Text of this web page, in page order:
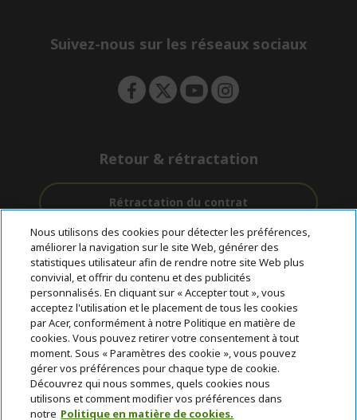
e
Suivez-nous sur les réseaux sociaux
Retour & rétractation
Rétractation du contrat
Livraison
Gratuite
Accompagnement
avant et après-
vente
Avec 0%
D'intérêt
© 2026 Acer Inc.
CPYou BV est le revendeur et marchand agréé pour les produits et
services proposés au sein de ce magasin.
Nous utilisons des cookies pour détecter les préférences,
améliorer la navigation sur le site Web, générer des
statistiques utilisateur afin de rendre notre site Web plus
convivial, et offrir du contenu et des publicités
personnalisés. En cliquant sur « Accepter tout », vous
acceptez l'utilisation et le placement de tous les cookies
par Acer, conformément à notre Politique en matière de
cookies. Vous pouvez retirer votre consentement à tout
moment. Sous « Paramètres des cookie », vous pouvez
gérer vos préférences pour chaque type de cookie.
Découvrez qui nous sommes, quels cookies nous
utilisons et comment modifier vos préférences dans
notre Politique en matière de cookies.